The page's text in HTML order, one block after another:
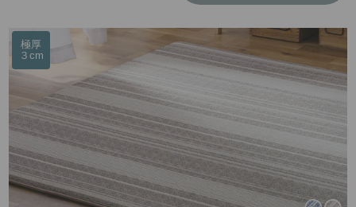
極厚
３cm